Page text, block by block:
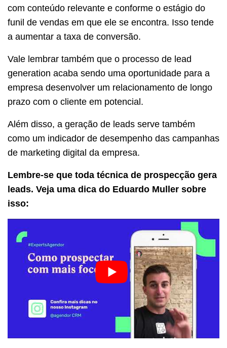
com conteúdo relevante e conforme o estágio do
funil de vendas em que ele se encontra. Isso tende
a aumentar a taxa de conversão.
Vale lembrar também que o processo de lead
generation acaba sendo uma oportunidade para a
empresa desenvolver um relacionamento de longo
prazo com o cliente em potencial.
Além disso, a geração de leads serve também
como um indicador de desempenho das campanhas
de marketing digital da empresa.
Lembre-se que toda técnica de prospecção gera
leads. Veja uma dica do Eduardo Muller sobre
isso: